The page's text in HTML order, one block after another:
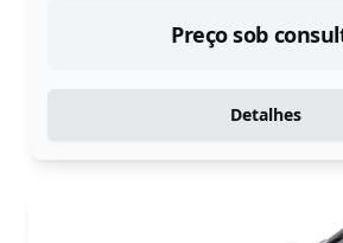
Preço sob
Detalhes